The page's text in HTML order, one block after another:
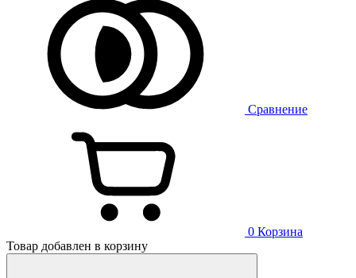
Сравнение
0 Корзина
Товар добавлен в корзину